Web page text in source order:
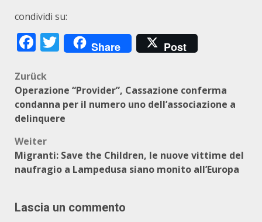
condividi su:
Facebook
Twitter
Share Post
Beitragsnavigation
Zurück
Operazione “Provider”, Cassazione conferma
condanna per il numero uno dell’associazione a
delinquere
Weiter
Migranti: Save the Children, le nuove vittime del
naufragio a Lampedusa siano monito all’Europa
Lascia un commento